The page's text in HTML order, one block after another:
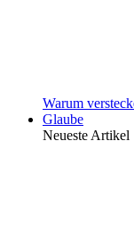
Warum
Glaube
Neueste Artikel